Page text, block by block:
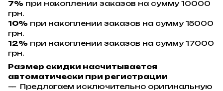
7% при накоплении заказов на сумму 10000
грн.
10% при накоплении заказов на сумму 15000
грн.
12% при накоплении заказов на сумму 17000
грн.
Размер скидки насчитывается
автоматически при регистрации
Предлагаем исключительно оригинальную